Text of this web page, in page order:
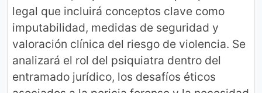
legal que incluirá conceptos clave como
imputabilidad, medidas de seguridad y
valoración clínica del riesgo de violencia. Se
analizará el rol del psiquiatra dentro del
entramado jurídico, los desafíos éticos